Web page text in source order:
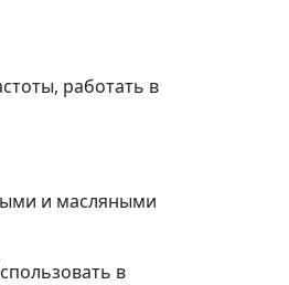
работать в
и масляными
в